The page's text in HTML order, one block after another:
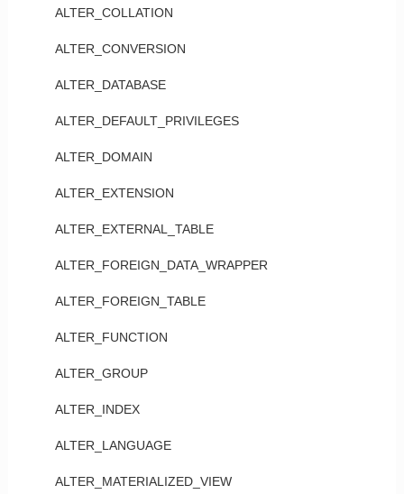
ALTER_COLLATION
ALTER_CONVERSION
ALTER_DATABASE
ALTER_DEFAULT_PRIVILEGES
ALTER_DOMAIN
ALTER_EXTENSION
ALTER_EXTERNAL_TABLE
ALTER_FOREIGN_DATA_WRAPPER
ALTER_FOREIGN_TABLE
ALTER_FUNCTION
ALTER_GROUP
ALTER_INDEX
ALTER_LANGUAGE
ALTER_MATERIALIZED_VIEW